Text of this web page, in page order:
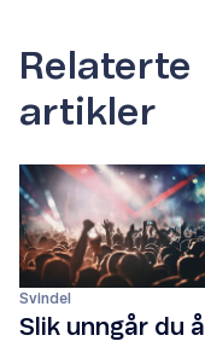
Relaterte
artikler
Svindel
Slik unngår du å